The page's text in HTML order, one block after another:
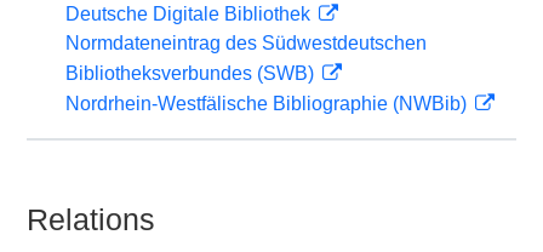
Deutsche Digitale Bibliothek
Normdateneintrag des Südwestdeutschen
Bibliotheksverbundes (SWB)
Nordrhein-Westfälische Bibliographie (NWBib)
Relations